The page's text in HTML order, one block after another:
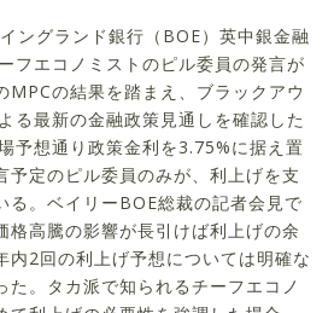
ングランド銀行（BOE）英中銀金融
フエコノミストのピル委員の発言が
MPCの結果を踏まえ、ブラックアウ
る最新の金融政策見通しを確認した
予想通り政策金利を3.75%に据え置
予定のピル委員のみが、利上げを支
る。ベイリーBOE総裁の記者会見で
格高騰の影響が長引けば利上げの余
内2回の利上げ予想については明確な
た。タカ派で知られるチーフエコノ